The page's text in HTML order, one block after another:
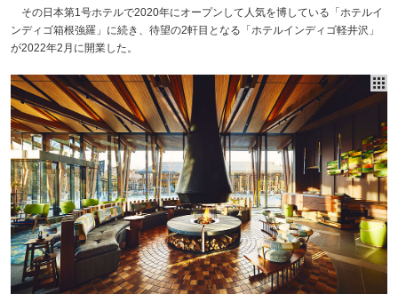
その日本第1号ホテルで2020年にオープンして人気を博している「ホテルイ
ンディゴ箱根強羅」に続き、待望の2軒目となる「ホテルインディゴ軽井沢」
が2022年2月に開業した。